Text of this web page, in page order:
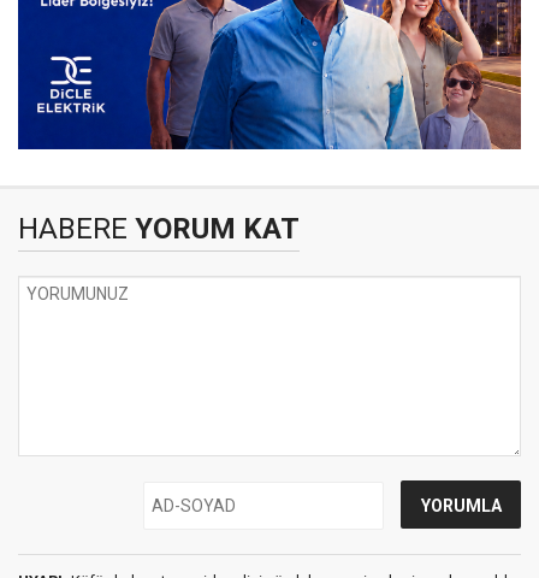
HABERE YORUM KAT